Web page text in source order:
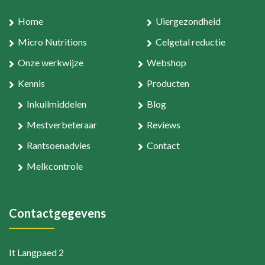
Home
Micro Nutritions
Onze werkwijze
Kennis
Inkuilmiddelen
Mestverbeteraar
Rantsoenadvies
Melkcontrole
Uiergezondheid
Celgetal reductie
Webshop
Producten
Blog
Reviews
Contact
Contactgegevens
It Langpaed 2